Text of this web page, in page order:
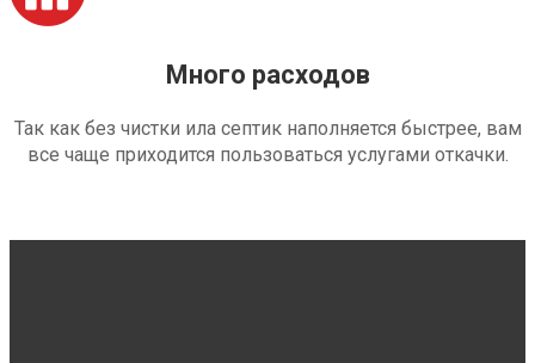
Много расходов
Так как без чистки ила септик наполняется быстрее, вам
все чаще приходится пользоваться услугами откачки.